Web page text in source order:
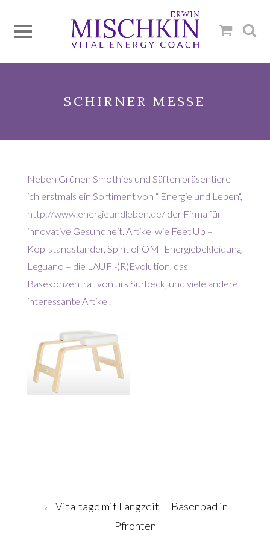
SCHIRNER MESSE
Neben Grünen Smothies und Säften präsentiere
ich erstmals ein Sortiment von “ Energie und Leben“,
http://www.energieundleben.de/der Firma für
innovative Gesundheit. Artikel wie Feet Up –
Kopfstandständer, Spirit of OM- Energiebekleidung,
Leguano – die LAUF -(R)Evolution, das
Basekonzentrat von urs Surbeck, und viele andere
interessante Artikel.
← Vitaltage mit Langzeit — Basenbad in
Pfronten